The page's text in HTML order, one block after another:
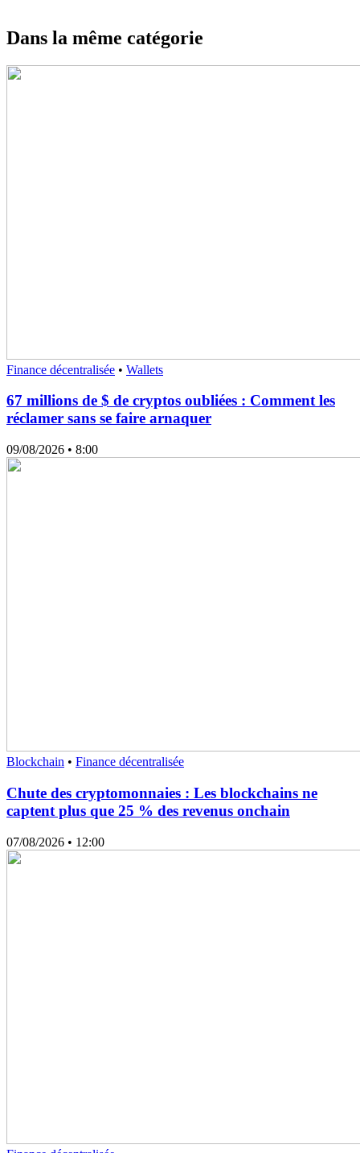
Dans la même catégorie
Finance décentralisée • Wallets
67 millions de $ de cryptos oubliées : Comment les
réclamer sans se faire arnaquer
09/08/2026 • 8:00
Blockchain • Finance décentralisée
Chute des cryptomonnaies : Les blockchains ne
captent plus que 25 % des revenus onchain
07/08/2026 • 12:00